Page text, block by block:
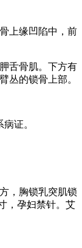
上缘凹陷中，前
舌骨肌。下方有
丛的锁骨上部。
证。
，胸锁乳突肌锁
，孕妇禁针。艾